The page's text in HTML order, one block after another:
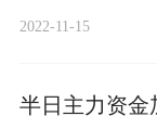
2022-11-15
半日主力资